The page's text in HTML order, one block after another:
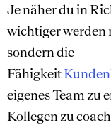
Je näher du in
wichtiger werden
sondern die
Fähigkeit
eigenes Team zu
Kollegen zu